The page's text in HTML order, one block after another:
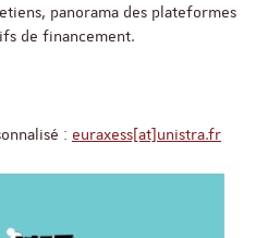
panorama des plateformes
de financement.
: euraxess[at]unistra.fr